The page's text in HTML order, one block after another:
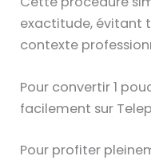
exactitude, évitant
contexte
Pour convertir 1
facilement sur
Pour profiter